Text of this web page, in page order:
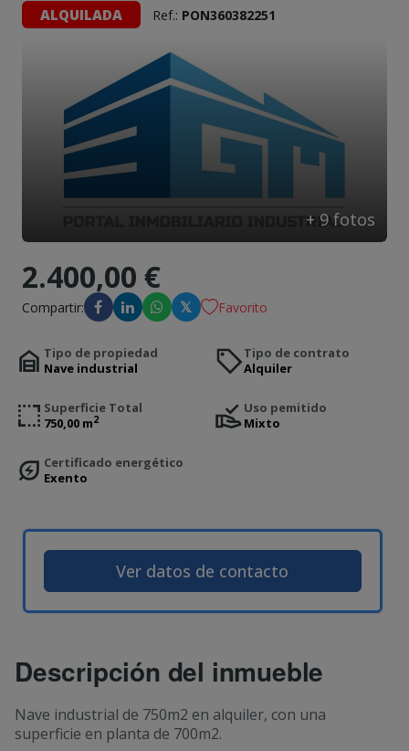
ALQUILADA Ref.: PON360382251
+ 9 fotos
2.400,00 €
Compartir: 𝕏 Favorito
Tipo de propiedad
Nave industrial
Tipo de contrato
Alquiler
Superficie Total
750,00 m2
Uso pemitido
Mixto
Certificado energético
Exento
Ver datos de contacto
Descripción del inmueble
Nave industrial de 750m2 en alquiler, con una
superficie en planta de 700m2.